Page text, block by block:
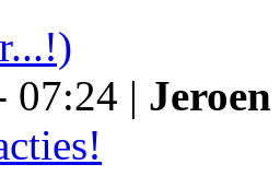
07:24 |